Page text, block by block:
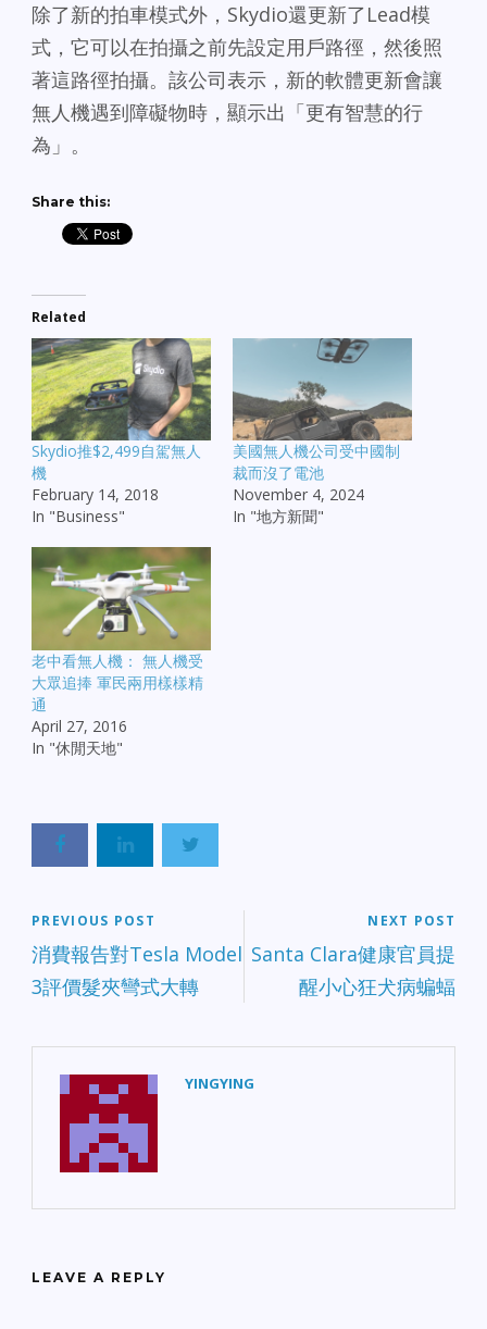
除了新的拍車模式外，Skydio還更新了Lead模
式，它可以在拍攝之前先設定用戶路徑，然後照
著這路徑拍攝。該公司表示，新的軟體更新會讓
無人機遇到障礙物時，顯示出「更有智慧的行
為」。
Share this:
Related
Skydio推$2,499自駕無人
機
February 14, 2018
In "Business"
美國無人機公司受中國制
裁而沒了電池
November 4, 2024
In "地方新聞"
老中看無人機： 無人機受
大眾追捧 軍民兩用樣樣精
通
April 27, 2016
In "休閒天地"
PREVIOUS POST
消費報告對Tesla Model
3評價髮夾彎式大轉
NEXT POST
Santa Clara健康官員提
醒小心狂犬病蝙蝠
YINGYING
LEAVE A REPLY